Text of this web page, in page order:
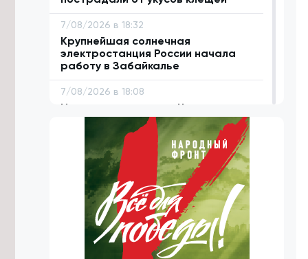
7/08/2026 в 18:32
Крупнейшая солнечная
электростанция России начала
работу в Забайкалье
7/08/2026 в 18:08
Исторические улицы Читы
благоустроят за 1,5 млрд рублей до
7/08/2026 в 17:43
Аграриям Забайкалья нужно
заготовить 1,1 млн тонн сена к зиме
7/08/2026 в 17:18
Житель Жирекена получил условный
срок за поджог двух автомобилей
из-за конфликта